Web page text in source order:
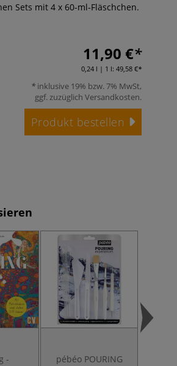
Sets mit 4 x 60-ml-Fläschchen.
11,90 €
0,24 l | 1 l: 49,58 €
inklusive 19% bzw. 7% MwSt,
ggf. zuzüglich Versandkosten.
Produkt bestellen
-
pébéo POURING